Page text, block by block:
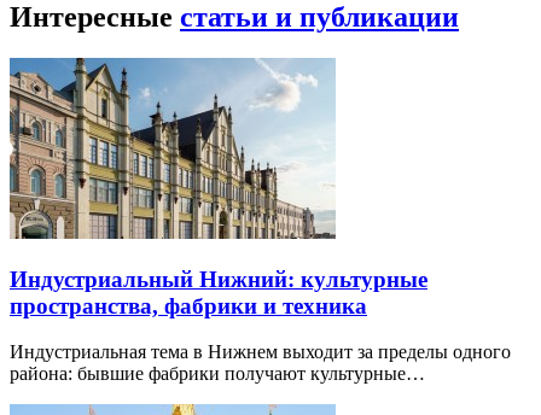
Интересные статьи и публикации
Индустриальный Нижний: культурные
пространства, фабрики и техника
Индустриальная тема в Нижнем выходит за пределы одного
района: бывшие фабрики получают культурные…